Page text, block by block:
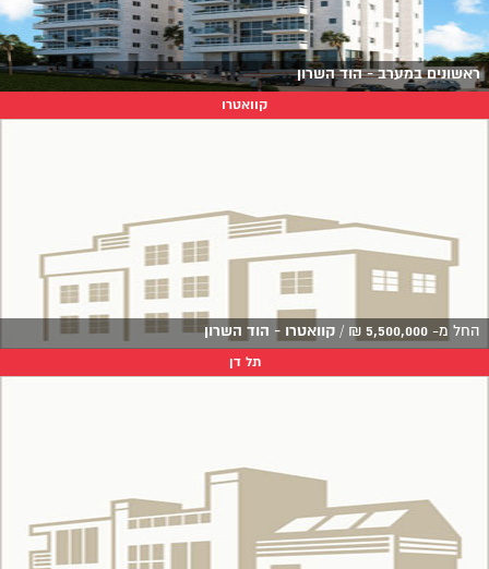
ראשונים במערב - הוד השרון
קוואטרו
החל מ- 5,500,000
₪
/ קוואטרו - הוד השרון
תל דן